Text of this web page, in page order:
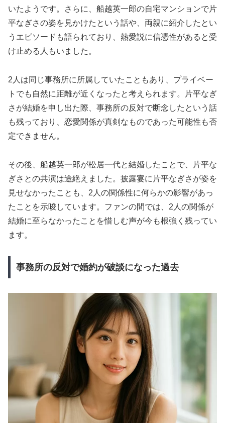
いたようです。さらに、船越英一郎の自宅マンションで片
平なぎさの姿を見かけたという話や、両親に紹介したとい
うエピソードも語られており、熱愛説に信憑性があると受
け止める人もいました。
2人は同じ事務所に所属していたこともあり、プライベー
トでも自然に距離が近くなったと考えられます。片平なぎ
さが結婚を申し出た際、事務所の反対で断念したという話
も残っており、恋愛関係が真剣なものであった可能性も否
定できません。
その後、船越英一郎が松居一代と結婚したことで、片平な
ぎさとの共演は途絶えました。披露宴に片平なぎさが姿を
見せなかったことも、2人の関係性に何らかの影響があっ
たことを示唆しています。ファンの間では、2人の関係が
結婚に至らなかったことを惜しむ声が今も根強く残ってい
ます。
事務所の反対で婚約が破談になった過去